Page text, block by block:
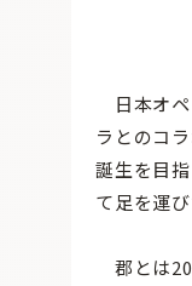
日本オペ
ラとのコ
誕生を目
て足を運
郡とは20